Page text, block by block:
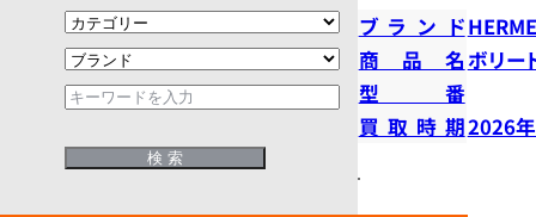
ブランド
商品名ボリー
型番
買取時期2026